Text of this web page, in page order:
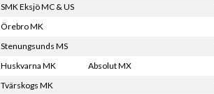
SMK Eksjö MC & US
Örebro MK
Stenungsunds MS
Huskvarna MK Absolut MX
Tvärskogs MK